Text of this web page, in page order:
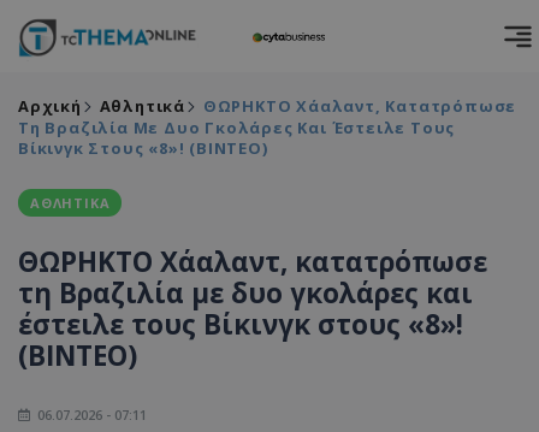
Αρχική Αθλητικά
ΘΩΡΗΚΤΟ Χάαλαντ, Κατατρόπωσε
Τη Βραζιλία Με Δυο Γκολάρες Και Έστειλε Τους
Βίκινγκ Στους «8»! (ΒΙΝΤΕΟ)
ΑΘΛΗΤΙΚΑ
ΘΩΡΗΚΤΟ Χάαλαντ, κατατρόπωσε
τη Βραζιλία με δυο γκολάρες και
έστειλε τους Βίκινγκ στους «8»!
(ΒΙΝΤΕΟ)
06.07.2026 - 07:11